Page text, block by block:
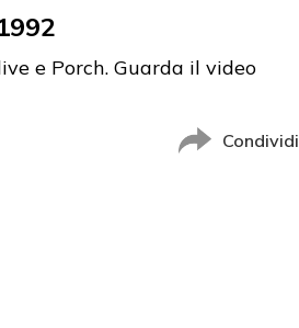
e Porch. Guarda il video
Condividi